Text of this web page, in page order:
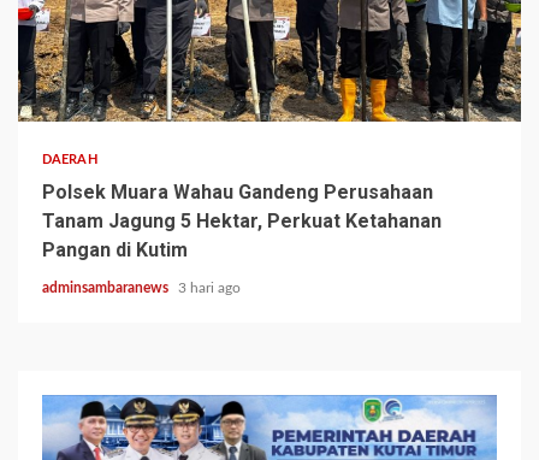
2 min read
DAERAH
Polsek Muara Wahau Gandeng Perusahaan
Tanam Jagung 5 Hektar, Perkuat Ketahanan
Pangan di Kutim
adminsambaranews 3 hari ago